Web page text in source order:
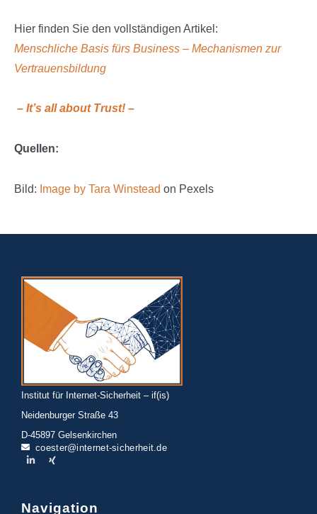
Hier finden Sie den vollständigen Artikel:
Menschliche Basis fürs Business – Mechanismen zur
Vertrauensbildung
– It’s all about Trust! –
Quellen:
Bild: Image by Tara Winstead on Pexels
Institut für Internet-Sicherheit – if(is)
Neidenburger Straße 43
D-45897 Gelsenkirchen
coester@internet-sicherheit.de
Navigation